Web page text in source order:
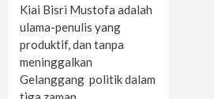
Kiai Bisri Mustofa adalah
ulama-penulis yang
produktif, dan tanpa
meninggalkan
Gelanggang politik dalam